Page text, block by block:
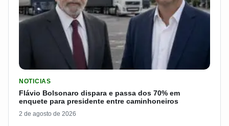
NOTICIAS
Flávio Bolsonaro dispara e passa dos 70% em
enquete para presidente entre caminhoneiros
2 de agosto de 2026